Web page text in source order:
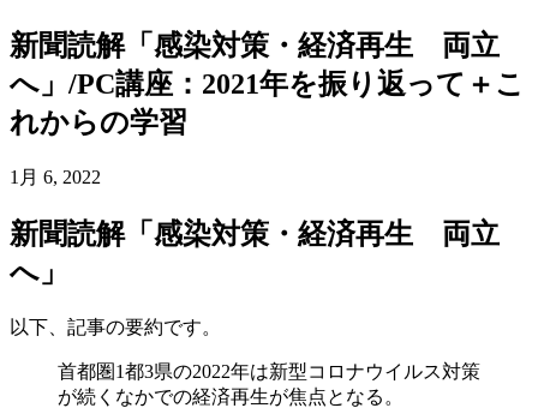
新聞読解「感染対策・経済再生 両立
へ」/PC講座：2021年を振り返って＋こ
れからの学習
1月 6, 2022
新聞読解「感染対策・経済再生 両立
へ」
以下、記事の要約です。
首都圏1都3県の2022年は新型コロナウイルス対策
が続くなかでの経済再生が焦点となる。